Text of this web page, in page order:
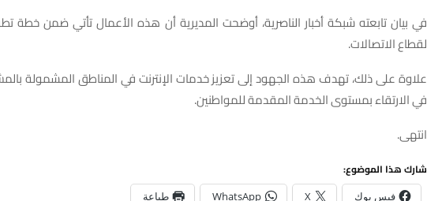
في بيان تابعته شبكة أخبار الناصرية، أوضحت المديرية أن هذه الأعمال تأتي ضمن خطة
لقطاع الاتصالات.
علاوة على ذلك، تهدف هذه الجهود إلى تعزيز خدمات الإنترنت في المناطق المشمولة
في الارتقاء بمستوى الخدمة المقدمة للمواطنين.
انتهى.
شارك هذا الموضوع:
فيس بوك X
WhatsApp طباعة